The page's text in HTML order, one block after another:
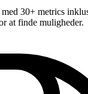
med 30+ metrics
at finde muligheder.